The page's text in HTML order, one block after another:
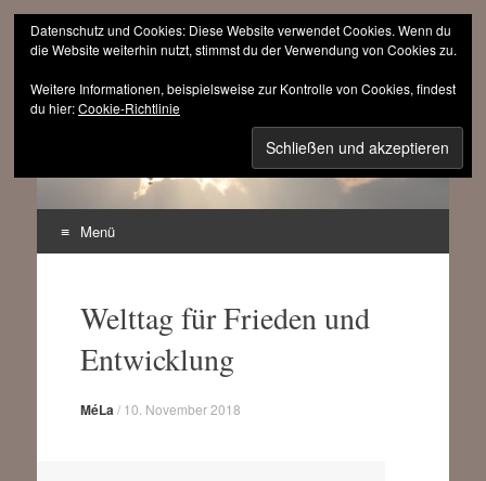
sinnfrei.ch
Menü
springenWelttag für Frieden und
Entwicklung
MéLa / 10. November 2018
Datenschutz und Cookies: Diese Website verwendet Cookies. Wenn du
die Website weiterhin nutzt, stimmst du der Verwendung von Cookies zu.
Weitere Informationen, beispielsweise zur Kontrolle von Cookies, findest
du hier:Cookie-Richtlinie